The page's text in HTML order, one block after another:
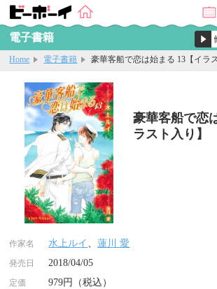
電子書籍
Home 電子書籍 豪華客船で恋は始まる 13【イラ
豪華客船で恋
ラスト入り】
作家名 水上ルイ 、蓮川 愛
発売日 2018/04/05
定価 979円（税込）